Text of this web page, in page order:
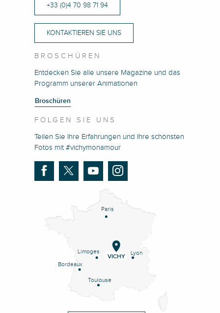
+33 (0)4 70 98 71 94
KONTAKTIEREN SIE UNS
BROSCHÜREN
Entdecken Sie alle unsere Magazine und das
Programm unserer Animationen
Broschüren
FOLGEN SIE UNS
Teilen Sie Ihre Erfahrungen und Ihre schönsten
Fotos mit #vichymonamour
Paris
Lyon
Limoges
Bordeaux
Toulouse
VICHY